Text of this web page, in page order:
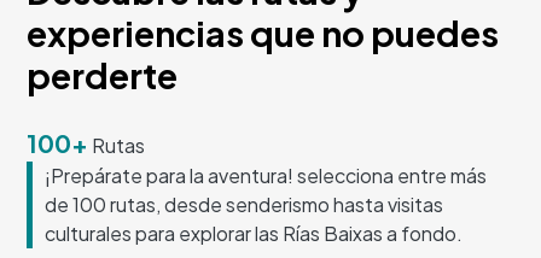
experiencias que no puedes
perderte
100+ Rutas
¡Prepárate para la aventura! selecciona entre más
de 100 rutas, desde senderismo hasta visitas
culturales para explorar las Rías Baixas a fondo.